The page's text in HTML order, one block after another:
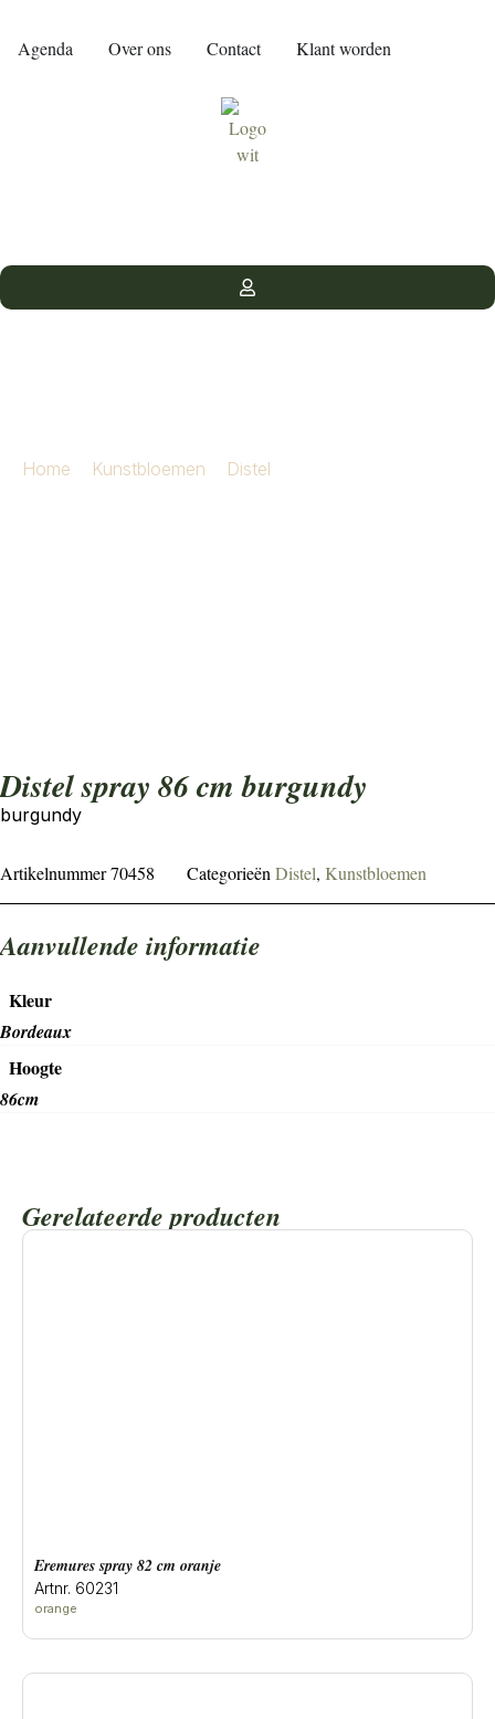
Agenda Over ons Contact Klant worden
Home Kunstbloemen Distel
Distel spray 86 cm burgundy
burgundy
Artikelnummer70458 Categorieën Distel, Kunstbloemen
Aanvullende informatie
Kleur
Bordeaux
Hoogte
86cm
Gerelateerde producten
eremures spray 82 cm oranje
Artnr. 60231
orange